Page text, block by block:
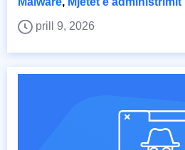
prill 9, 2026